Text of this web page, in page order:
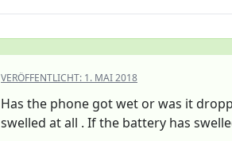
VERÖFFENTLICHT: 1. MAI 2018
Has the phone got wet or was it
swelled at all . If the battery has